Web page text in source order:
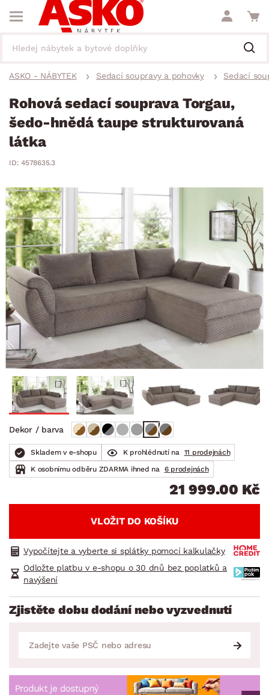
ASKO - NÁBYTEK Sedací soupravy a pohovky Sedací
Rohová sedací souprava Torgau,
šedo-hnědá taupe strukturovaná
látka
ID: 4578635.3
Dekor / barva
Skladem v e-shopu K prohlédnutí na
11 prodejnách
K osobnímu odběru ZDARMA ihned na
6 prodejnách
21 999.00 Kč
VLOŽIT DO KOŠÍKU
Vypočítejte a vyberte si splátky pomocí kalkulačky
Odložte platbu v e-shopu o 30 dnů bez poplatků a
navýšení
Zjistěte dobu dodání nebo vyzvednutí